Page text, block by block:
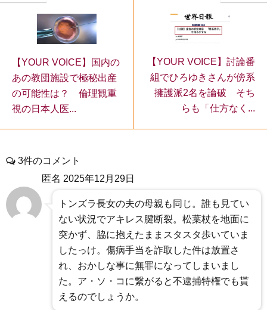
【YOUR VOICE】国内の
あの教団施設で極秘出産
の可能性は？ 倫理観重
視の日本人医...
【YOUR VOICE】討論番
組でひろゆきさんが傍系
擁護派2名を論破 そち
らも「仕方なく...
3件のコメント
匿名 2025年12月29日
トンズラ長女の夫の母親も同じ。誰も見てい
ない状況でアキレス腱断裂。松葉杖を地面に
突かず、脇に抱えたままスタスタ歩いていま
したっけ。傷病手当を詐取した件は放置さ
れ、おかしな事に無罪になってしまいまし
た。ア・ソ・コに繋がると不逮捕特権でも貰
えるのでしょうか。